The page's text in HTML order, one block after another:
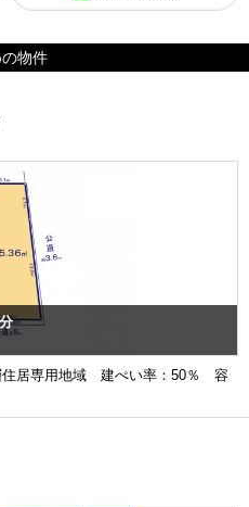
物件
住居専用地域 建ぺい率：50％ 容